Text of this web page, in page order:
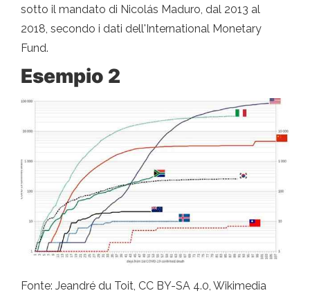
sotto il mandato di Nicolás Maduro, dal 2013 al
2018, secondo i dati dell'International Monetary
Fund.
Esempio 2
Fonte: Jeandré du Toit, CC BY-SA 4.0, Wikimedia